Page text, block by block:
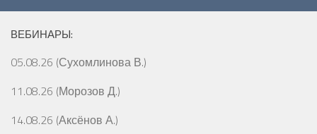
ВЕБИНАРЫ:
05.08.26 (Сухомлинова В.)
11.08.26 (Морозов Д.)
14.08.26 (Аксёнов А.)